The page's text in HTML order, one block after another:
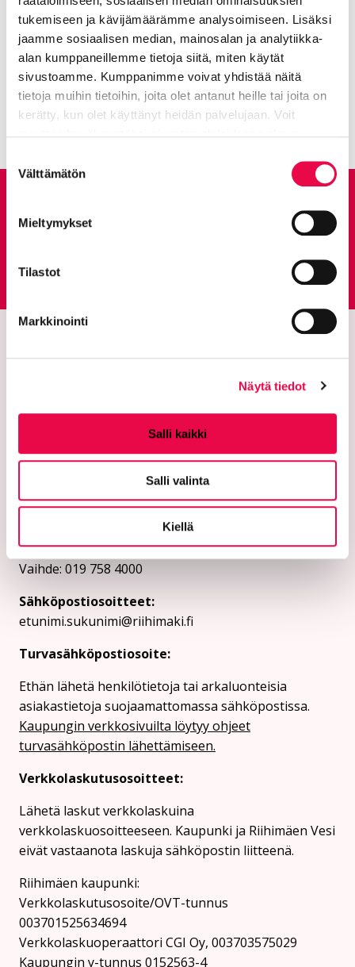
tukemiseen ja kävijämäärämme analysoimiseen. Lisäksi
jaamme sosiaalisen median, mainosalan ja analytiikka-
alan kumppaneillemme tietoja siitä, miten käytät
sivustoamme. Kumppanimme voivat yhdistää näitä
tietoja muihin tietoihin, joita olet antanut heille tai joita on
kerätty, kun olet käyttänyt heidän palvelujaan. Voit
valinta
Välttämätön
Mieltymykset
Tilastot
Markkinointi
Näytä tiedot
Salli kaikki
Salli valinta
Kiellä
Aihealueet:
Vaikuta ja tutustu
Avainsanat:Kiertotalous
Kaikki artikkelit: Ajankohtaista
Siirtyy ulkoiselle
PL 125 (Eteläinen Asemakatu 2)
Vaihde: 019 758 4000
Sähköpostiosoitteet:
etunimi.sukunimi@riihimaki.fi
Turvasähköpostiosoite:
Ethän lähetä henkilötietoja tai arkaluonteisia
asiakastietoja suojaamattomassa sähköpostissa.
Kaupungin verkkosivuilta löytyy ohjeet
turvasähköpostin lähettämiseen.
Verkkolaskutusosoitteet:
Lähetä laskut verkkolaskuina
verkkolaskuosoitteeseen. Kaupunki ja Riihimäen Vesi
eivät vastaanota laskuja sähköpostin liitteenä.
Riihimäen kaupunki:
Verkkolaskutusosoite/OVT-tunnus
003701525634694
Verkkolaskuoperaattori CGI Oy, 003703575029
Kaupungin y-tunnus 0152563-4